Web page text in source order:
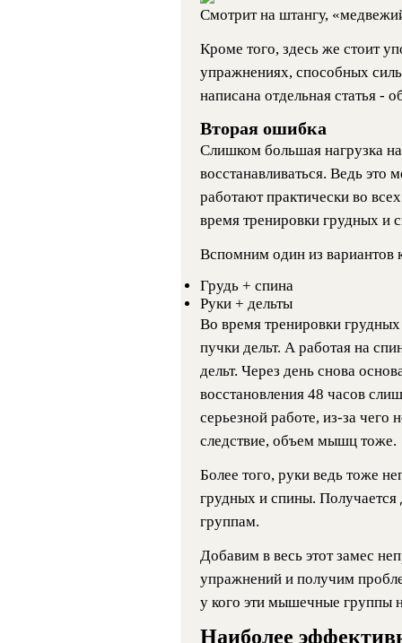
Смотрит на штангу,
Кроме того, здесь же стоит
упражнениях, способных
написана отдельная статья -
Вторая ошибка
Слишком большая нагрузка
восстанавливаться. Ведь
работают практически во
время тренировки грудных и
Вспомним один из вариантов
Грудь + спина
Руки + дельты
Во время тренировки
пучки дельт. А работая на
дельт. Через день снова
восстановления 48 часов
серьезной работе, из-за чего
следствие, объем мышц тоже.
Более того, руки ведь тоже
грудных и спины.
группам.
Добавим в весь этот замес
упражнений и получим
у кого эти мышечные группы
Наиболее